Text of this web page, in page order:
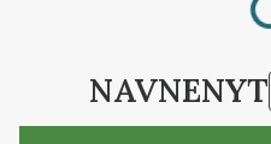
NAVNENYT